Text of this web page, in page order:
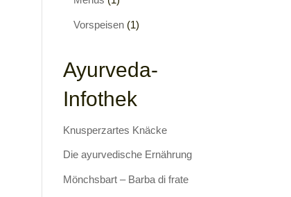
Vorspeisen (1)
Ayurveda-
Infothek
Knusperzartes Knäcke
Die ayurvedische Ernährung
Mönchsbart – Barba di frate